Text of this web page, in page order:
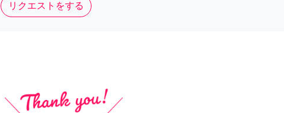
リクエストをする